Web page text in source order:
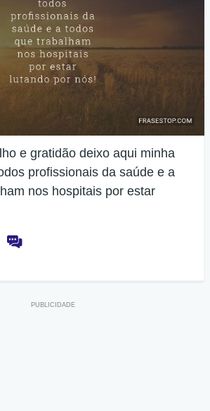
e gratidão deixo aqui minha
profissionais da saúde e a
nos hospitais por estar